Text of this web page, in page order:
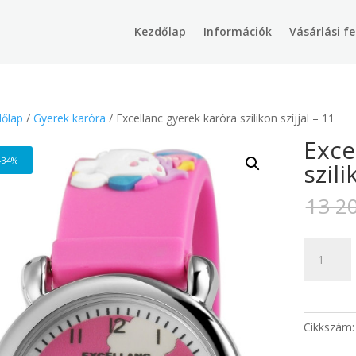
Kezdőlap Információk Vásárlási
search
/ Gyerek karóra / Excellanc gyerek karóra szilikon szíjjal – 11
13
gyerek
szíjjal